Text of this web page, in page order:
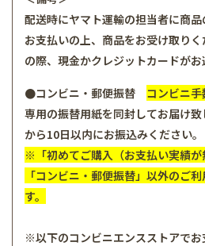
配送時にヤマト運輸の担当者に商
お支払いの上、商品をお受け取り
の際、現金かクレジットカードがお
●コンビニ・郵便振替 コンビニ
専用の振替用紙を同封してお届け
から10日以内にお振込みください。
※「初めてご購入（お支払い実績が
「コンビニ・郵便振替」以外のご
す。
※以下のコンビニエンスストアでお